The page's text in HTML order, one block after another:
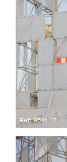
Ref: 9641_13